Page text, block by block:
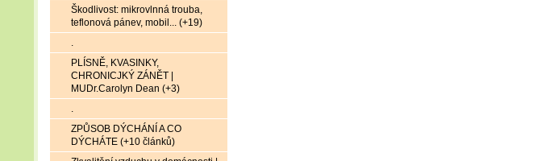
Škodlivost: mikrovlnná trouba,
teflonová pánev, mobil... (+19)
.
PLÍSNĚ, KVASINKY,
CHRONICJKÝ ZÁNĚT |
MUDr.Carolyn Dean (+3)
.
ZPŮSOB DÝCHÁNÍ A CO
DÝCHÁTE (+10 článků)